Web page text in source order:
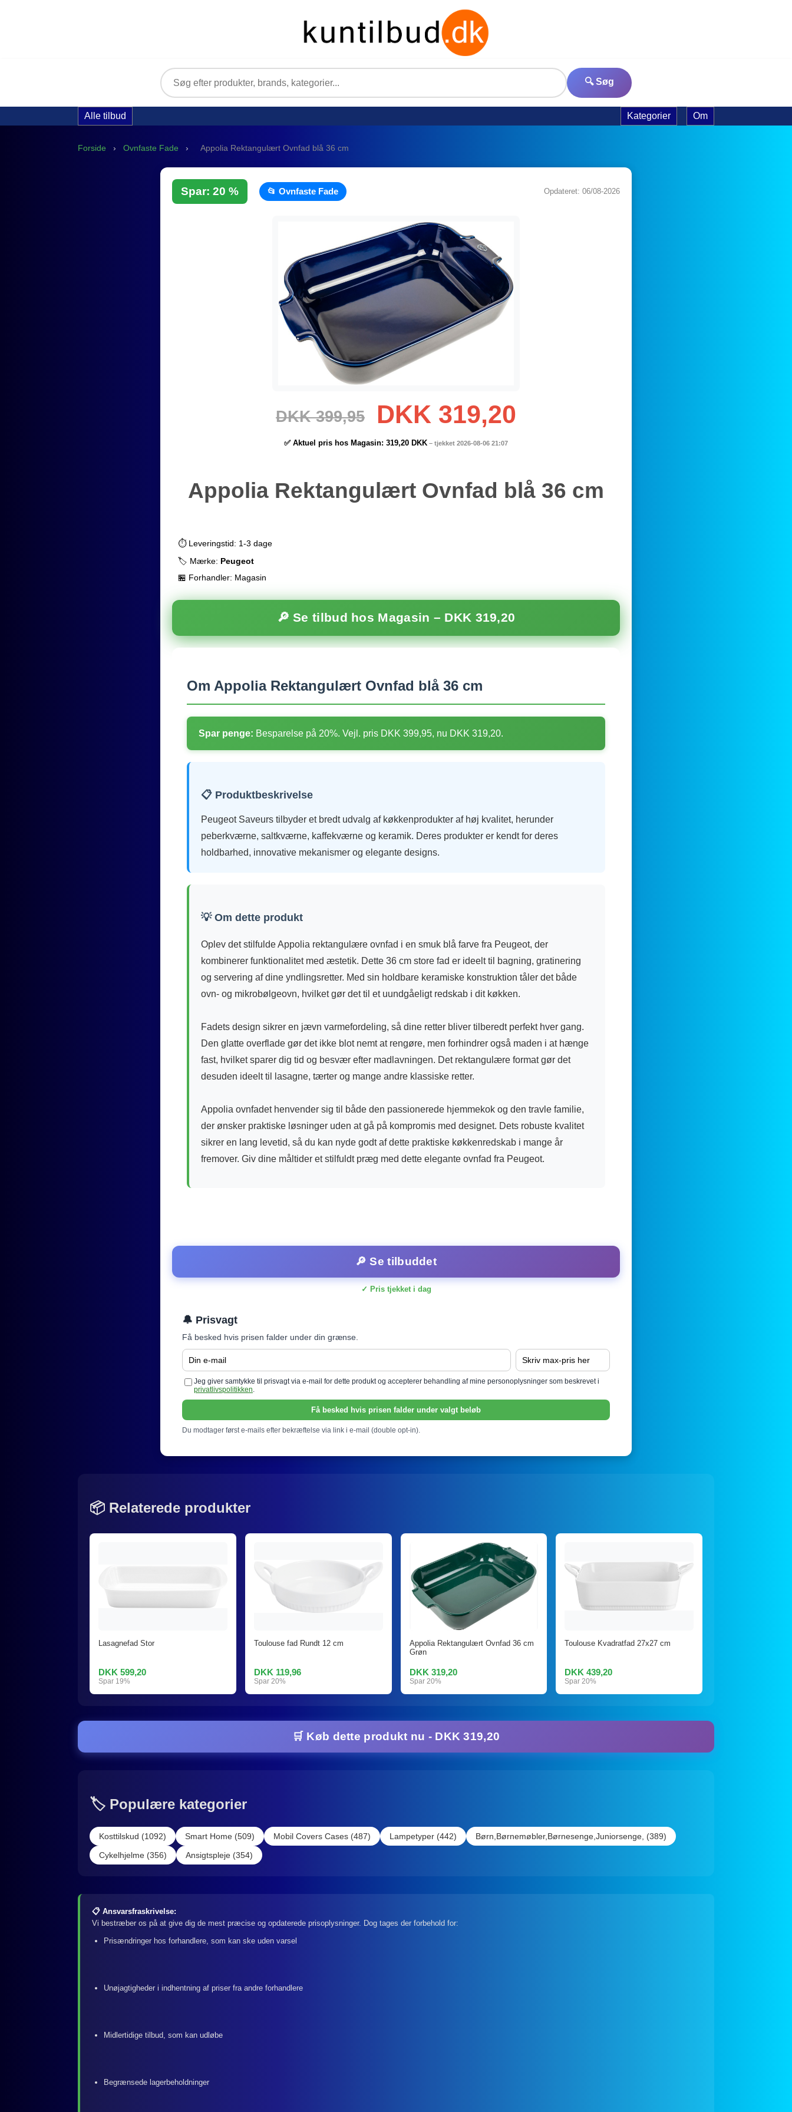
🔍 Søg
Alle tilbud Kategorier Om
Forside › Ovnfaste Fade › Appolia Rektangulært Ovnfad blå 36 cm
Spar: 20 % 📂 Ovnfaste Fade Opdateret: 06/08-2026
DKK 399,95 DKK 319,20
✅ Aktuel pris hos Magasin: 319,20 DKK – tjekket 2026-08-06 21:07
Appolia Rektangulært Ovnfad blå 36 cm
⏱️ Leveringstid: 1-3 dage
🏷️ Mærke: Peugeot
🏪 Forhandler: Magasin
🔎 Se tilbud hos Magasin – DKK 319,20
Om Appolia Rektangulært Ovnfad blå 36 cm
Spar penge: Besparelse på 20%. Vejl. pris DKK 399,95, nu DKK 319,20.
📋 Produktbeskrivelse
Peugeot Saveurs tilbyder et bredt udvalg af køkkenprodukter af høj kvalitet, herunder
peberkværne, saltkværne, kaffekværne og keramik. Deres produkter er kendt for deres
holdbarhed, innovative mekanismer og elegante designs.
💡 Om dette produkt
Oplev det stilfulde Appolia rektangulære ovnfad i en smuk blå farve fra Peugeot, der
kombinerer funktionalitet med æstetik. Dette 36 cm store fad er ideelt til bagning, gratinering
og servering af dine yndlingsretter. Med sin holdbare keramiske konstruktion tåler det både
ovn- og mikrobølgeovn, hvilket gør det til et uundgåeligt redskab i dit køkken.
Fadets design sikrer en jævn varmefordeling, så dine retter bliver tilberedt perfekt hver gang.
Den glatte overflade gør det ikke blot nemt at rengøre, men forhindrer også maden i at hænge
fast, hvilket sparer dig tid og besvær efter madlavningen. Det rektangulære format gør det
desuden ideelt til lasagne, tærter og mange andre klassiske retter.
Appolia ovnfadet henvender sig til både den passionerede hjemmekok og den travle familie,
der ønsker praktiske løsninger uden at gå på kompromis med designet. Dets robuste kvalitet
sikrer en lang levetid, så du kan nyde godt af dette praktiske køkkenredskab i mange år
fremover. Giv dine måltider et stilfuldt præg med dette elegante ovnfad fra Peugeot.
🔎 Se tilbuddet
✓ Pris tjekket i dag
🔔 Prisvagt
Få besked hvis prisen falder under din grænse.
Jeg giver samtykke til prisvagt via e-mail for dette produkt og accepterer behandling af mine personoplysninger som beskrevet i
privatlivspolitikken.
Få besked hvis prisen falder under valgt beløb
Du modtager først e-mails efter bekræftelse via link i e-mail (double opt-in).
📦 Relaterede produkter
Lasagnefad Stor
DKK 599,20
Spar 19%
Toulouse fad Rundt 12 cm
DKK 119,96
Spar 20%
Appolia Rektangulært Ovnfad 36 cm
Grøn
DKK 319,20
Spar 20%
Toulouse Kvadratfad 27x27 cm
DKK 439,20
Spar 20%
🛒 Køb dette produkt nu - DKK 319,20
🏷️ Populære kategorier
Kosttilskud (1092) Smart Home (509) Mobil Covers Cases (487) Lampetyper (442)
Børn,Børnemøbler,Børnesenge,Juniorsenge, (389)
Cykelhjelme (356)
Ansigtspleje (354)
📋 Ansvarsfraskrivelse:
Vi bestræber os på at give dig de mest præcise og opdaterede prisoplysninger. Dog tages der forbehold for:
Prisændringer hos forhandlere, som kan ske uden varsel
Unøjagtigheder i indhentning af priser fra andre forhandlere
Midlertidige tilbud, som kan udløbe
Begrænsede lagerbeholdninger